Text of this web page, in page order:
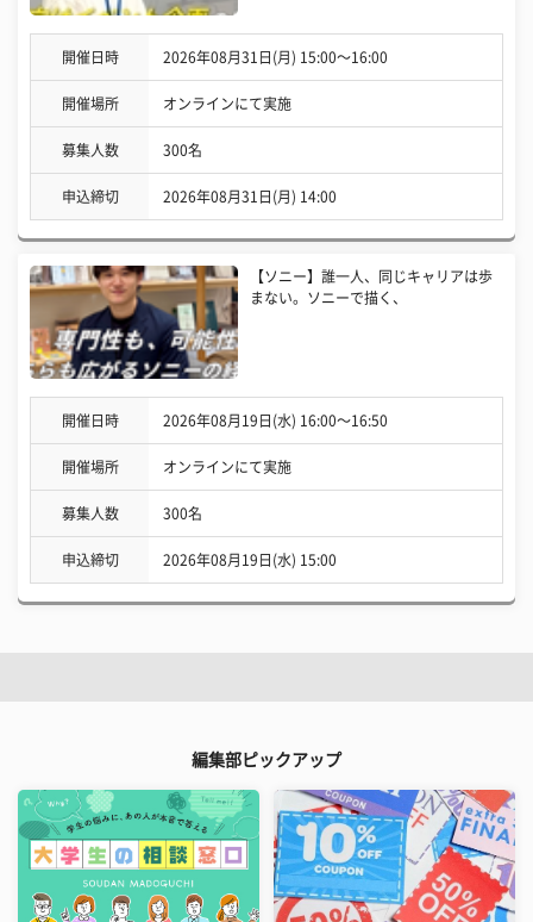
開催日時 2026年08月31日(月) 15:00〜16:00
開催場所 オンラインにて実施
募集人数 300名
申込締切 2026年08月31日(月) 14:00
【ソニー】誰一人、同じキャリアは歩
まない。ソニーで描く、
開催日時 2026年08月19日(水) 16:00〜16:50
開催場所 オンラインにて実施
募集人数 300名
申込締切 2026年08月19日(水) 15:00
編集部ピックアップ